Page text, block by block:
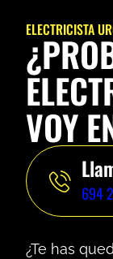
ELECTRICISTA
VOY
694
¿Te has